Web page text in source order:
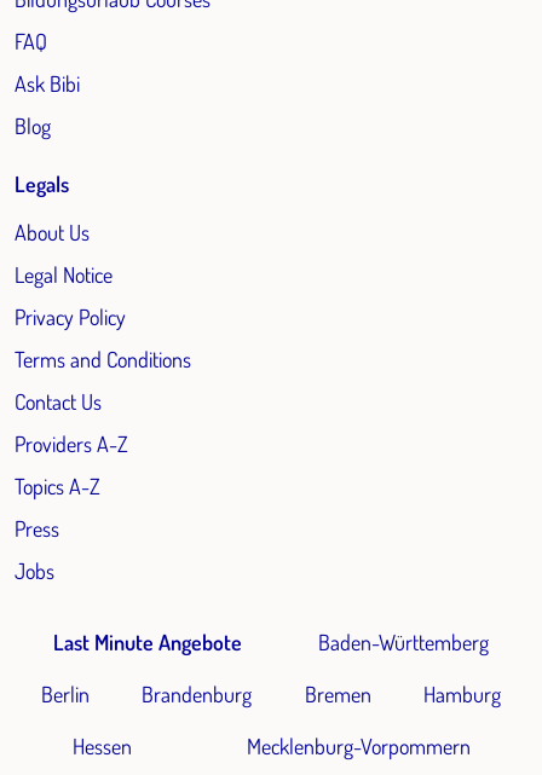
FAQ
Ask Bibi
Blog
Legals
About Us
Legal Notice
Privacy Policy
Terms and Conditions
Contact Us
Providers A-Z
Topics A-Z
Press
Jobs
Last Minute Angebote
Baden-Württemberg
Berlin
Brandenburg Bremen
Hamburg
Hessen
Mecklenburg-Vorpommern